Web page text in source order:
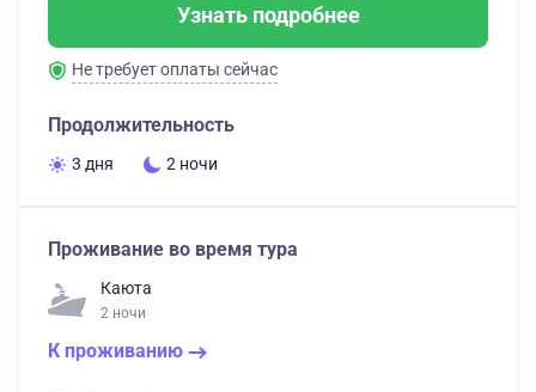
Узнать подробнее
Не требует оплаты сейчас
Продолжительность
3 дня 2 ночи
Проживание во время тура
Каюта
2 ночи
К проживанию